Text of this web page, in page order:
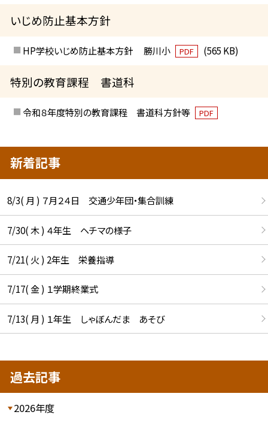
いじめ防止基本方針
HP学校いじめ防止基本方針 勝川小 PDF (565 KB)
特別の教育課程 書道科
令和８年度特別の教育課程 書道科方針等 PDF
新着記事
8/3( 月 ) ７月２４日 交通少年団・集合訓練
7/30( 木 ) ４年生 ヘチマの様子
7/21( 火 ) 2年生 栄養指導
7/17( 金 ) １学期終業式
7/13( 月 ) １年生 しゃぼんだま あそび
過去記事
2026年度